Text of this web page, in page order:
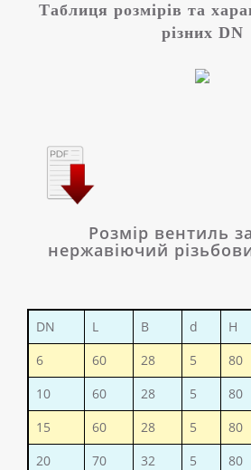
Таблиця розмірів та
різних DN
Розмір вентиль
нержавіючий
DN L B d H
6
60 28 5 80
10
60 28 5 80
15
60 28 5 80
20
70 32 5 80